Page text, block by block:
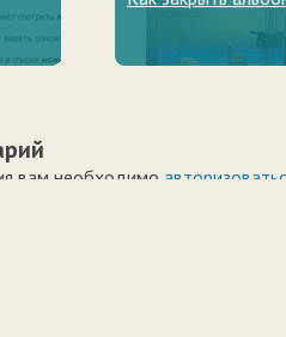
вам необходимо